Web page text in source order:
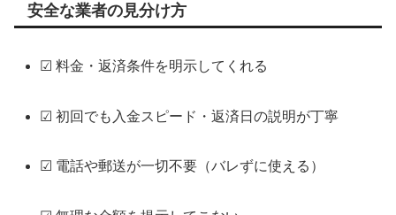
安全な業者の見分け方
☑ 料金・返済条件を明示してくれる
☑ 初回でも入金スピード・返済日の説明が丁寧
☑ 電話や郵送が一切不要（バレずに使える）